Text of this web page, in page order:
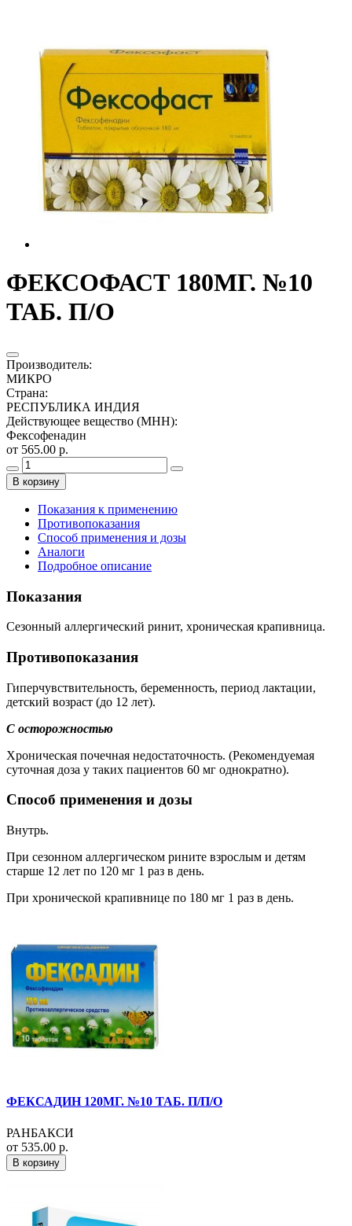
ФЕКСОФАСТ 180МГ. №10
ТАБ. П/О
Производитель:
МИКРО
Страна:
РЕСПУБЛИКА ИНДИЯ
Действующее вещество (МНН):
Фексофенадин
от 565.00 р.
В корзину
Показания к применению
Противопоказания
Способ применения и дозы
Аналоги
Подробное описание
Показания
Сезонный аллергический ринит, хроническая крапивница.
Противопоказания
Гиперчувствительность, беременность, период лактации,
детский возраст (до 12 лет).
С осторожностью
Хроническая почечная недостаточность. (Рекомендуемая
суточная доза у таких пациентов 60 мг однократно).
Способ применения и дозы
Внутрь.
При сезонном аллергическом рините взрослым и детям
старше 12 лет по 120 мг 1 раз в день.
При хронической крапивнице по 180 мг 1 раз в день.
ФЕКСАДИН 120МГ. №10 ТАБ. П/П/О
РАНБАКСИ
от 535.00 р.
В корзину